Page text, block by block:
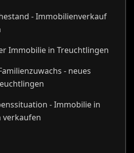
- Immobilienverkauf
Immobilie in Treuchtlingen
- neues
- Immobilie in
verkaufen